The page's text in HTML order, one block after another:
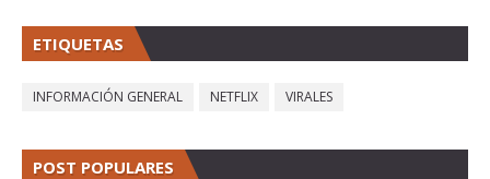
ETIQUETAS
INFORMACIÓN GENERAL NETFLIX VIRALES
POST POPULARES